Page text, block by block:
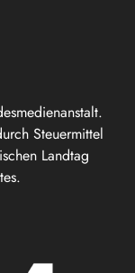
Steuermittel
Landtag